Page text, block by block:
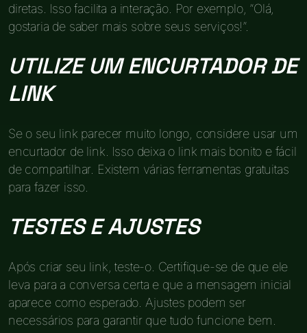
diretas. Isso facilita a interação. Por exemplo, “Olá,
gostaria de saber mais sobre seus serviços!”.
UTILIZE UM ENCURTADOR DE
LINK
Se o seu link parecer muito longo, considere usar um
encurtador de link. Isso deixa o link mais bonito e fácil
de compartilhar. Existem várias ferramentas gratuitas
para fazer isso.
TESTES E AJUSTES
Após criar seu link, teste-o. Certifique-se de que ele
leva para a conversa certa e que a mensagem inicial
aparece como esperado. Ajustes podem ser
necessários para garantir que tudo funcione bem.